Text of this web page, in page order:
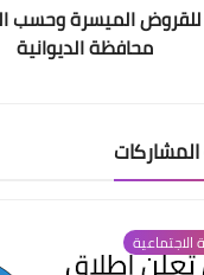
الوجبة 31 للقروض الميسرة
محافظة الديوانية
الاجتماعية